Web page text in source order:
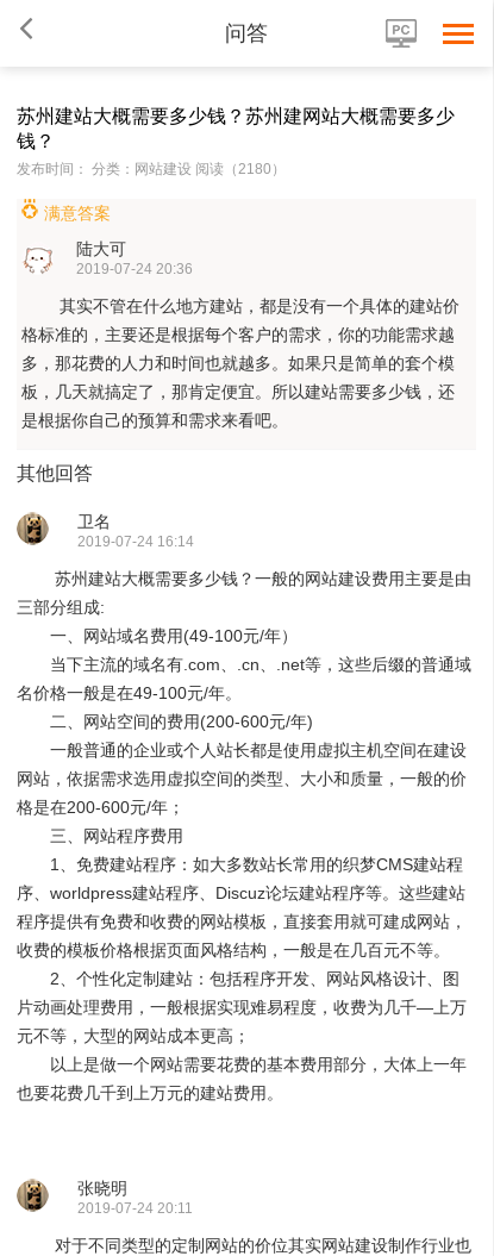
问答
苏州建站大概需要多少钱？苏州建网站大概需要多少
钱？
发布时间： 分类：网站建设 阅读（2180）
满意答案
陆大可
2019-07-24 20:36
其实不管在什么地方建站，都是没有一个具体的建站价
格标准的，主要还是根据每个客户的需求，你的功能需求越
多，那花费的人力和时间也就越多。如果只是简单的套个模
板，几天就搞定了，那肯定便宜。所以建站需要多少钱，还
是根据你自己的预算和需求来看吧。
其他回答
卫名
2019-07-24 16:14
苏州建站大概需要多少钱？一般的网站建设费用主要是由
三部分组成:
一、网站域名费用(49-100元/年）
当下主流的域名有.com、.cn、.net等，这些后缀的普通域
名价格一般是在49-100元/年。
二、网站空间的费用(200-600元/年)
一般普通的企业或个人站长都是使用虚拟主机空间在建设
网站，依据需求选用虚拟空间的类型、大小和质量，一般的价
格是在200-600元/年；
三、网站程序费用
1、免费建站程序：如大多数站长常用的织梦CMS建站程
序、worldpress建站程序、Discuz论坛建站程序等。这些建站
程序提供有免费和收费的网站模板，直接套用就可建成网站，
收费的模板价格根据页面风格结构，一般是在几百元不等。
2、个性化定制建站：包括程序开发、网站风格设计、图
片动画处理费用，一般根据实现难易程度，收费为几千—上万
元不等，大型的网站成本更高；
以上是做一个网站需要花费的基本费用部分，大体上一年
也要花费几千到上万元的建站费用。
张晓明
2019-07-24 20:11
对于不同类型的定制网站的价位其实网站建设制作行业也